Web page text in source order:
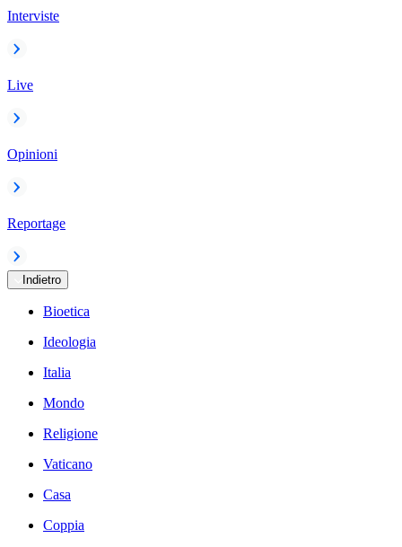
Interviste
Live
Opinioni
Reportage
Indietro
Bioetica
Ideologia
Italia
Mondo
Religione
Vaticano
Casa
Coppia